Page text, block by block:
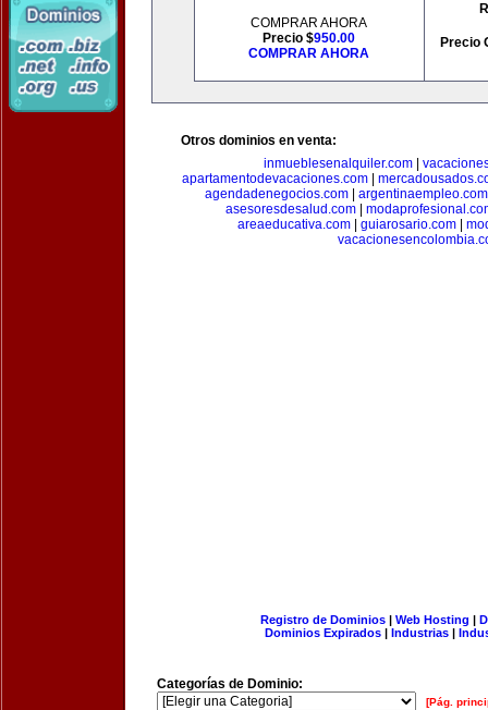
COMPRAR AHORA
Precio $950.00
COMPRAR AHORA
Precio
Otros dominios en venta:
inmueblesenalquiler.com|
apartamentodevacaciones.com|
agendadenegocios.com| argentinaempleo.com
asesoresdesalud.com|
areaeducativa.com| guiarosario.com|
Registro de Dominios| Web Hosting |
Dominios Expirados | Industrias |
Categorías de Dominio:
[Pág.